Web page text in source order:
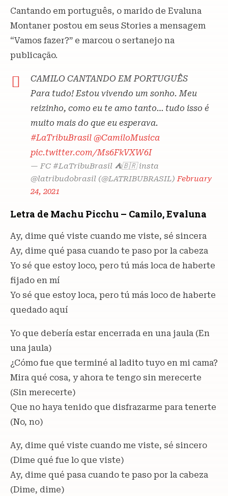
Cantando em português, o marido de Evaluna
Montaner postou em seus Stories a mensagem
“Vamos fazer?” e marcou o sertanejo na
publicação.
CAMILO CANTANDO EM PORTUGUÊS
Para tudo! Estou vivendo um sonho. Meu
reizinho, como eu te amo tanto… tudo isso é
muito mais do que eu esperava.
#LaTribuBrasil @CamiloMusica
pic.twitter.com/Ms6FkVXW6I
— FC #LaTribuBrasil ⛺️🇧🇷 insta
@latribudobrasil (@LATRIBUBRASIL)February
24, 2021
Letra de Machu Picchu – Camilo, Evaluna
Ay, dime qué viste cuando me viste, sé sincera
Ay, dime qué pasa cuando te paso por la cabeza
Yo sé que estoy loco, pero tú más loca de haberte
fijado en mí
Yo sé que estoy loca, pero tú más loco de haberte
quedado aquí
Yo que debería estar encerrada en una jaula (En
una jaula)
¿Cómo fue que terminé al ladito tuyo en mi cama?
Mira qué cosa, y ahora te tengo sin merecerte
(Sin merecertе)
Que no haya tenido que disfrazarmе para tenerte
(No, no)
Ay, dime qué viste cuando me viste, sé sincero
(Dime qué fue lo que viste)
Ay, dime qué pasa cuando te paso por la cabeza
(Dime, dime)